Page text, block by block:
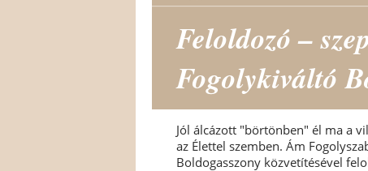
Feloldozó –
Fogolykiváltó
Jól álcázott "börtönben" él ma a
az Élettel szemben. Ám
Boldogasszony közvetítésével